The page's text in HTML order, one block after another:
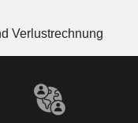
Verlustrechnung